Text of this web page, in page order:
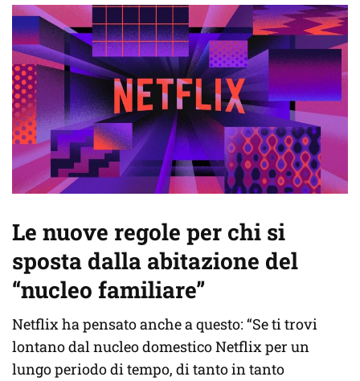
Le nuove regole per chi si
sposta dalla abitazione del
“nucleo familiare”
Netflix ha pensato anche a questo: “Se ti trovi
lontano dal nucleo domestico Netflix per un
lungo periodo di tempo, di tanto in tanto